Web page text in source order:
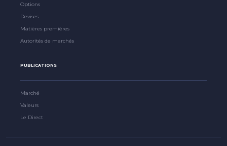
Options
Devises
Matières premières
Autorités de marchés
PUBLICATIONS
Marché
Valeurs
Le Direct